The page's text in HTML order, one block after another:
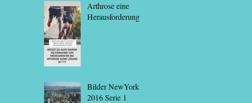
Arthrose eine
Herausforderung
Bilder NewYork
2016 Serie 1